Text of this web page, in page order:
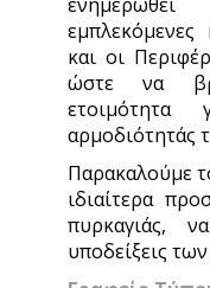
εμπλεκόμενες
και οι
ώστε να
αρμοδιότητάς
Παρακαλούμε
ιδιαίτερα
πυρκαγιάς,
υποδείξεις